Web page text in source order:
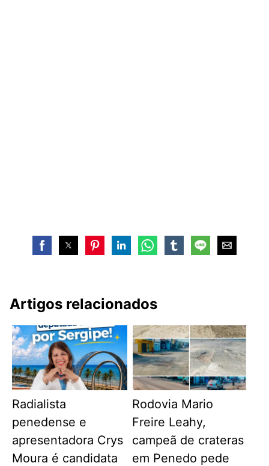
Artigos relacionados
Radialista
penedense e
apresentadora Crys
Moura é candidata
Rodovia Mario
Freire Leahy,
campeã de crateras
em Penedo pede